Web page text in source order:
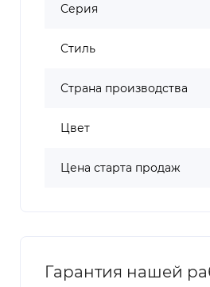
Серия
Стиль
Страна производства
Цвет
Цена старта продаж
Гарантия нашей